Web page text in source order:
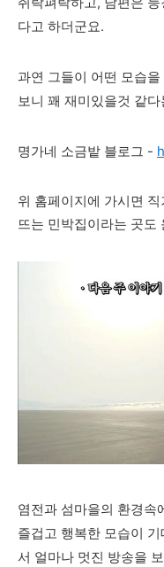
다고 하더군요.
과연 그들이 어떤 모습
보니 꽤 재미있을것 같
명가네 소금밭 블로그 -
위 홈페이지에 가시면
뜨는 민박집이라는 곳도
염전과 섬마을의 환경속
즐겁고 행복한 모습이
서 얼마나 멋진 방송을